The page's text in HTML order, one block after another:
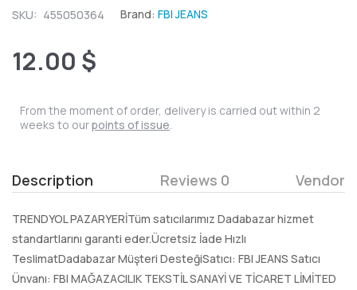
SKU: 455050364 Brand: FBI JEANS
12.00 $
From the moment of order, delivery is carried out within 2
weeks to ourpoints of issue.
Description Reviews 0 Vendor
TRENDYOL PAZARYERİTüm satıcılarımız Dadabazar hizmet
standartlarını garanti eder.Ücretsiz İade Hızlı
TeslimatDadabazar Müşteri DesteğiSatıcı: FBI JEANS Satıcı
Ünvanı: FBI MAĞAZACILIK TEKSTİL SANAYİ VE TİCARET LİMİTED